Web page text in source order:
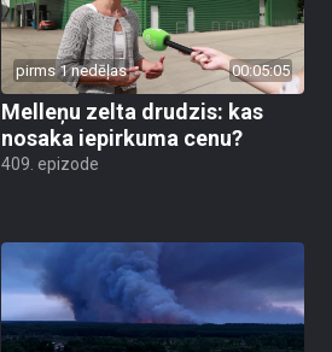
pirms 1 nedēļas 00:05:05
Melleņu zelta drudzis: kas
nosaka iepirkuma cenu?
409. epizode